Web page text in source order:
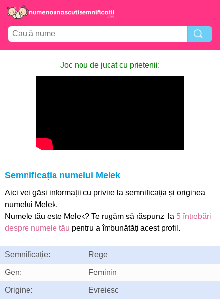
Joc nou de jucat cu prietenii:
Semnificația numelui Melek
Aici vei găsi informații cu privire la semnificația și originea
numelui Melek.
Numele tău este Melek? Te rugăm să răspunzi la 5 întrebări
despre numele tău pentru a îmbunătăți acest profil.
Semnificație: Rege
Gen: Feminin
Origine: Evreiesc